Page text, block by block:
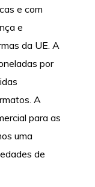
e com
e
da UE. A
por
A
para as
uma
de